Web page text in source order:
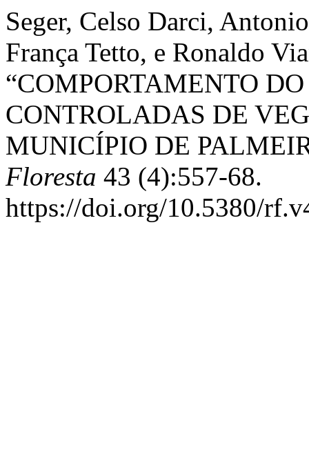
Seger, Celso Darci,
França Tetto, e Ronaldo
“COMPORTAMENTO
CONTROLADAS DE
MUNICÍPIO DE
Floresta 43 (4):557-68.
https://doi.org/10.5380/